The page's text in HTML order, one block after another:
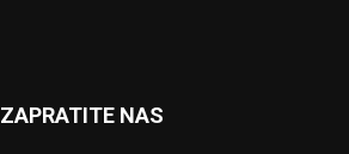
ZAPRATITE NAS